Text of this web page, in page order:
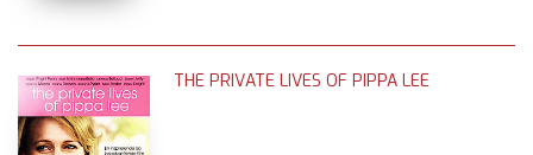
THE PRIVATE LIVES OF PIPPA LEE